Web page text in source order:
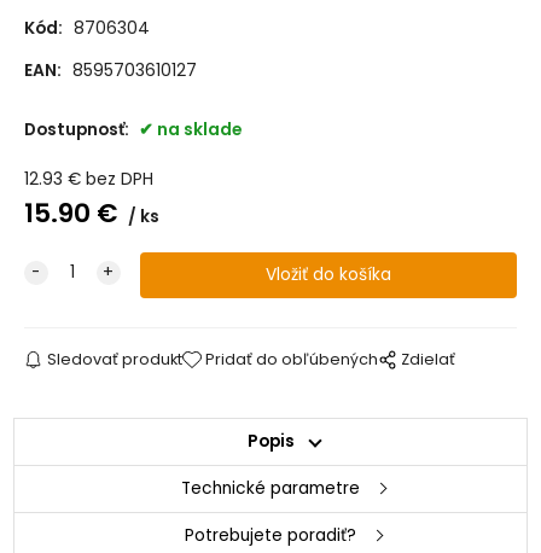
Kód: 8706304
EAN: 8595703610127
Dostupnosť: na sklade
12.93 € bez DPH
15.90 € ks
Sledovať produkt Pridať do obľúbených Zdielať
Popis
Technické parametre
Potrebujete poradiť?